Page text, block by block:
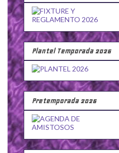
Plantel Temporada 2026
Pretemporada 2026